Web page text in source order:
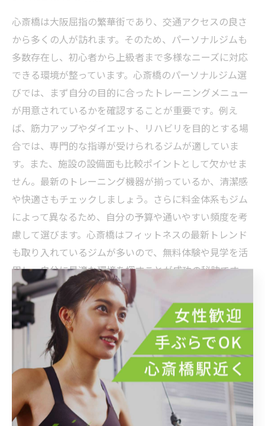
心斎橋は大阪屈指の繁華街であり、交通アクセスの良さ
から多くの人が訪れます。そのため、パーソナルジムも
多数存在し、初心者から上級者まで多様なニーズに対応
できる環境が整っています。心斎橋のパーソナルジム選
びでは、まず自分の目的に合ったトレーニングメニュー
が用意されているかを確認することが重要です。例え
ば、筋力アップやダイエット、リハビリを目的とする場
合では、専門的な指導が受けられるジムが適していま
す。また、施設の設備面も比較ポイントとして欠かせま
せん。最新のトレーニング機器が揃っているか、清潔感
や快適さもチェックしましょう。さらに料金体系もジム
によって異なるため、自分の予算や通いやすい頻度を考
慮して選びます。心斎橋はフィットネスの最新トレンド
も取り入れているジムが多いので、無料体験や見学を活
用し、自分に最適な環境を探すことが成功の秘訣です。
これらを踏まえ、健康的で効果的なトレーニングライフ
を実現できます。
これで決まり！心斎橋で自分に合う最高のパーソナル
ジムを見つけるコツ
心斎橋は大阪の中心地としてアクセスの良さが魅力で、